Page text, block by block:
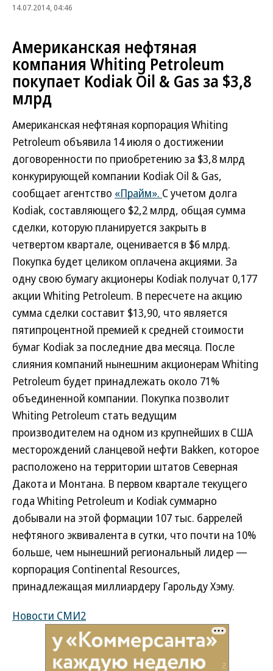
14.07.2014, 04:46
Американская нефтяная
компания Whiting Petroleum
покупает Kodiak Oil & Gas за $3,8
млрд
Американская нефтяная корпорация Whiting
Petroleum объявила 14 июля о достижении
договоренности по приобретению за $3,8 млрд
конкурирующей компании Kodiak Oil & Gas,
сообщает агентство «Прайм». С учетом долга
Kodiak, составляющего $2,2 млрд, общая сумма
сделки, которую планируется закрыть в
четвертом квартале, оценивается в $6 млрд.
Покупка будет целиком оплачена акциями. За
одну свою бумагу акционеры Kodiak получат 0,177
акции Whiting Petroleum. В пересчете на акцию
сумма сделки составит $13,90, что является
пятипроцентной премией к средней стоимости
бумаг Kodiak за последние два месяца. После
слияния компаний нынешним акционерам Whiting
Petroleum будет принадлежать около 71%
объединенной компании. Покупка позволит
Whiting Petroleum стать ведущим
производителем на одном из крупнейших в США
месторождений сланцевой нефти Bakken, которое
расположено на территории штатов Северная
Дакота и Монтана. В первом квартале текущего
года Whiting Petroleum и Kodiak суммарно
добывали на этой формации 107 тыс. баррелей
нефтяного эквивалента в сутки, что почти на 10%
больше, чем нынешний региональный лидер —
корпорация Continental Resourсes,
принадлежащая миллиардеру Гарольду Хэму.
Новости СМИ2